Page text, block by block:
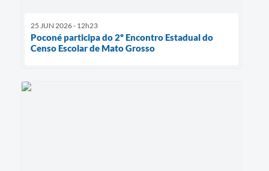
25 JUN 2026 - 12h23
Poconé participa do 2º Encontro Estadual do
Censo Escolar de Mato Grosso